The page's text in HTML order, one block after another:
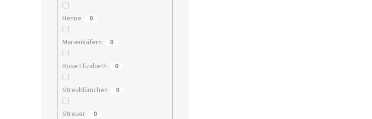
Henne 0
Marienkäfern 0
Rose Elizabeth 0
Streublümchen 0
Streuer 0